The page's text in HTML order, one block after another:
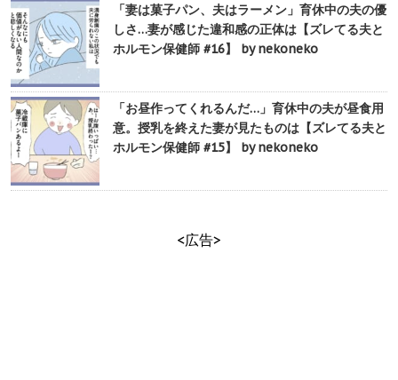
「妻は菓子パン、夫はラーメン」育休中の夫の優
しさ…妻が感じた違和感の正体は【ズレてる夫と
ホルモン保健師 #16】 by nekoneko
「お昼作ってくれるんだ…」育休中の夫が昼食用
意。授乳を終えた妻が見たものは【ズレてる夫と
ホルモン保健師 #15】 by nekoneko
<広告>